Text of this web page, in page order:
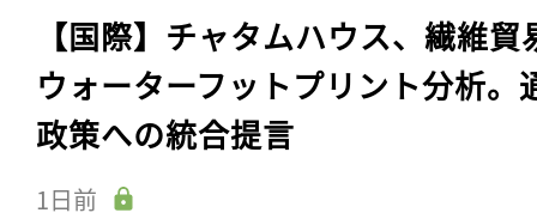
【国際】チャタムハウス、繊維貿
ウォーターフットプリント分析。
政策への統合提言
1日前